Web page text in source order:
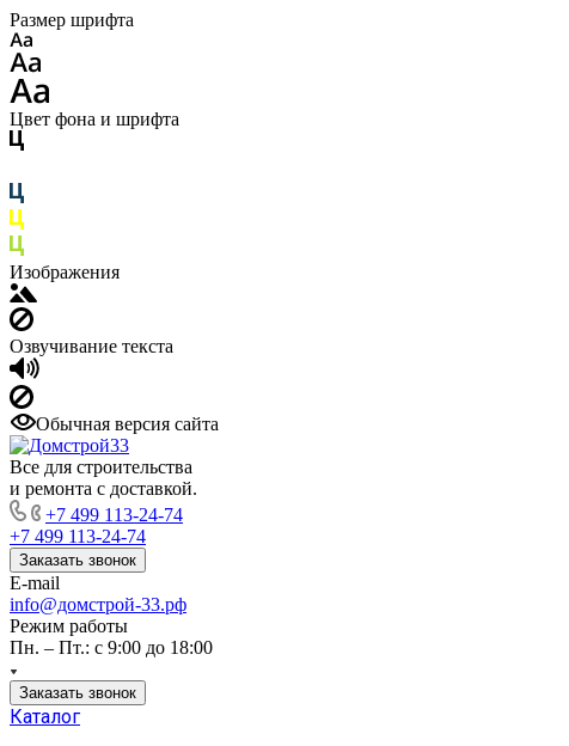
Размер шрифта
Цвет фона и шрифта
Изображения
Озвучивание текста
Обычная версия сайта
Все для строительства
и ремонта с доставкой.
+7 499 113-24-74
+7 499 113-24-74
Заказать звонок
E-mail
info@домстрой-33.рф
Режим работы
Пн. – Пт.: с 9:00 до 18:00
Заказать звонок
Каталог